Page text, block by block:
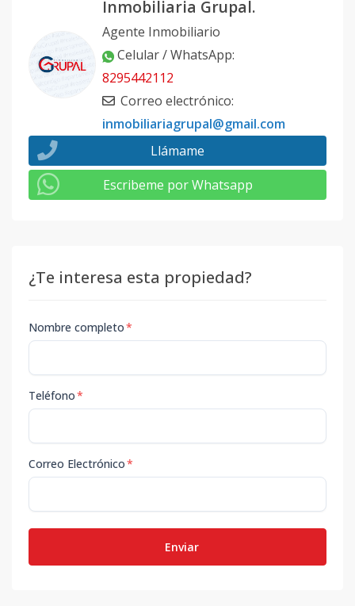
Inmobiliaria Grupal.
Agente Inmobiliario
Celular / WhatsApp:
8295442112
Correo electrónico:
inmobiliariagrupal@gmail.com
Llámame
Escribeme por Whatsapp
¿Te interesa esta propiedad?
Nombre completo*
Teléfono*
Correo Electrónico*
Enviar